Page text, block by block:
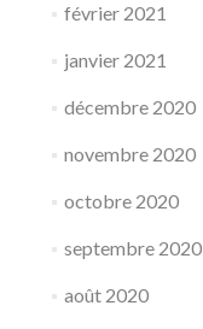
février 2021
janvier 2021
décembre 2020
novembre 2020
octobre 2020
septembre 2020
août 2020